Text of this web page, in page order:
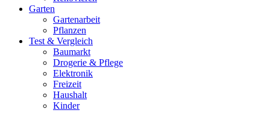
Garten
Gartenarbeit
Pflanzen
Test & Vergleich
Baumarkt
Drogerie & Pflege
Elektronik
Freizeit
Haushalt
Kinder